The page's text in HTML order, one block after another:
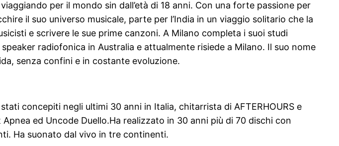
per il mondo sin dall’età di 18 anni. Con una forte passione per
il suo universo musicale, parte per l’India in un viaggio solitario che la
e scrivere le sue prime canzoni. A Milano completa i suoi studi
radiofonica in Australia e attualmente risiede a Milano. Il suo nome
senza confini e in costante evoluzione.
concepiti negli ultimi 30 anni in Italia, chitarrista di AFTERHOURS e
ed Uncode Duello.Ha realizzato in 30 anni più di 70 dischi con
Ha suonato dal vivo in tre continenti.